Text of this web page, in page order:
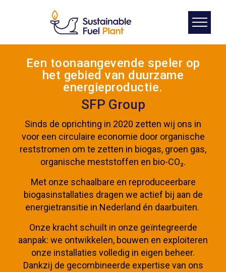
Een toonaangevende speler op
het gebied van duurzame
energieproductie.
SFP Group
Sinds de oprichting in 2020 zetten wij ons in
voor een circulaire economie door organische
reststromen om te zetten in biogas, groen gas,
organische meststoffen en bio-CO₂.
Met onze schaalbare en reproduceerbare
biogasinstallaties dragen we actief bij aan de
energietransitie in Nederland én daarbuiten.
Onze kracht schuilt in onze geïntegreerde
aanpak: we ontwikkelen, bouwen en exploiteren
onze installaties volledig in eigen beheer.
Dankzij de gecombineerde expertise van ons